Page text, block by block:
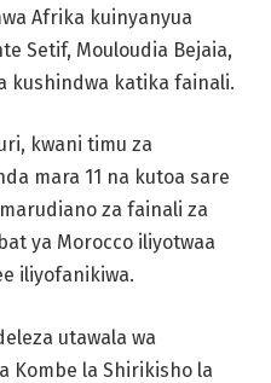
Afrika kuinyanyua
Setif, Mouloudia Bejaia,
kushindwa katika fainali.
kwani timu za
mara 11 na kutoa sare
za fainali za
ya Morocco iliyotwaa
iliyofanikiwa.
utawala wa
Kombe la Shirikisho la